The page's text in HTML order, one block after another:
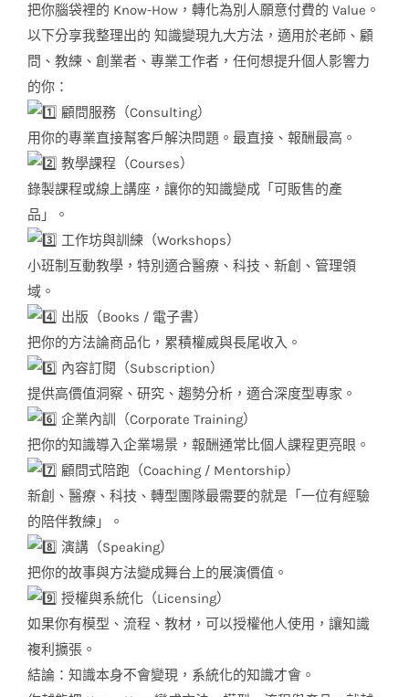
把你腦袋裡的 Know-How，轉化為別人願意付費的 Value。
以下分享我整理出的 知識變現九大方法，適用於老師、顧
問、教練、創業者、專業工作者，任何想提升個人影響力
的你：
顧問服務（Consulting）
用你的專業直接幫客戶解決問題。最直接、報酬最高。
教學課程（Courses）
錄製課程或線上講座，讓你的知識變成「可販售的產
品」。
工作坊與訓練（Workshops）
小班制互動教學，特別適合醫療、科技、新創、管理領
域。
出版（Books / 電子書）
把你的方法論商品化，累積權威與長尾收入。
內容訂閱（Subscription）
提供高價值洞察、研究、趨勢分析，適合深度型專家。
企業內訓（Corporate Training）
把你的知識導入企業場景，報酬通常比個人課程更亮眼。
顧問式陪跑（Coaching / Mentorship）
新創、醫療、科技、轉型團隊最需要的就是「一位有經驗
的陪伴教練」。
演講（Speaking）
把你的故事與方法變成舞台上的展演價值。
授權與系統化（Licensing）
如果你有模型、流程、教材，可以授權他人使用，讓知識
複利擴張。
結論：知識本身不會變現，系統化的知識才會。